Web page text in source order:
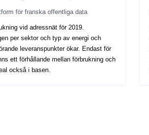
för franska offentliga data
vid adressnät för 2019.
per sektor och typ av energi och
leveranspunkter ökar. Endast för
ett förhållande mellan förbrukning och
också i basen.